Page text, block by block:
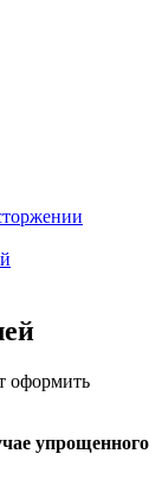
оформить
упрощенного